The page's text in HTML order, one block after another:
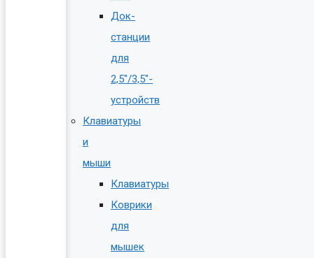
Док-
станции
для
2,5″/3,5″-
устройств
Клавиатуры
и
мыши
Клавиатуры
Коврики
для
мышек